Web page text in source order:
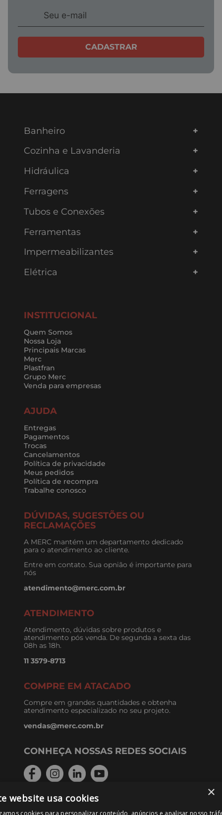
CADASTRAR
Banheiro
Cozinha e Lavanderia
Hidráulica
Ferragens
Tubos e Conexões
Ferramentas
Impermeabilizantes
Elétrica
INSTITUCIONAL
Quem Somos
Nossa Loja
Principais Marcas
Merc
Plastfran
Grupo Merc
Venda para empresas
AJUDA
Entregas
Pagamentos
Trocas
Cancelamentos
Política de privacidade
Meus pedidos
Política de recompra
Trabalhe conosco
DÚVIDAS, SUGESTÕES OU
RECLAMAÇÕES
A MERC mantém um departamento dedicado
para o atendimento ao cliente.
Entre em contato. Sua opnião é importante para
nós
atendimento@merc.com.br
ATENDIMENTO
Atendimento, dúvidas sobre produtos e
atendimento pós venda. De segunda a sexta das
08h as 18h.
11 3579-8713
COMPRE EM ATACADO
Compre em grandes quantidades e obtenha
atendimento especializado no seu projeto.
vendas@merc.com.br
CONHEÇA NOSSAS REDES SOCIAIS
×
website usa cookies
cookies para personalizar conteúdo, anúncios e analisar nosso